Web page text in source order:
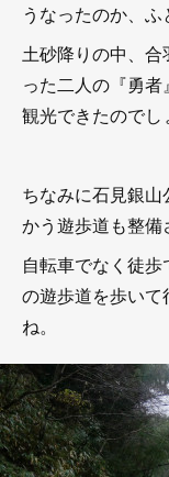
うなったのか、ふ
土砂降りの中、
った二人の『勇
観光できたのでし
ちなみに石見銀
かう遊歩道も整備
自転車でなく徒
の遊歩道を歩い
ね。